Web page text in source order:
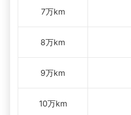
7万km
8万km
9万km
10万km